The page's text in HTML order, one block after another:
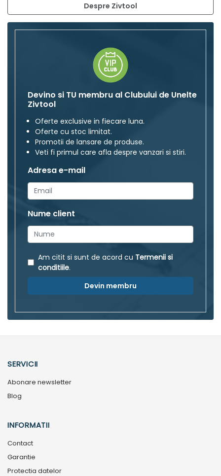
Despre Zivtool
Devino si TU membru al Clubului de Unelte
Zivtool
Oferte exclusive in fiecare luna.
Oferte cu stoc limitat.
Promotii de lansare de produse.
Veti fi primul care afla despre vanzari si stiri.
Adresa e-mail
Nume client
Am citit si sunt de acord cu Termenii si
conditiile.
Devin membru
SERVICII
Abonare newsletter
Blog
INFORMATII
Contact
Garantie
Protectia datelor